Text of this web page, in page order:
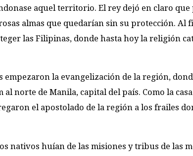
aquel territorio. El rey dejó en claro
almas que quedarían sin su protección. Al
las Filipinas, donde hasta hoy la religión
la evangelización de la región,
al norte de Manila, capital del país. Como la
el apostolado de la región a los frailes
nativos huían de las misiones y tribus de las